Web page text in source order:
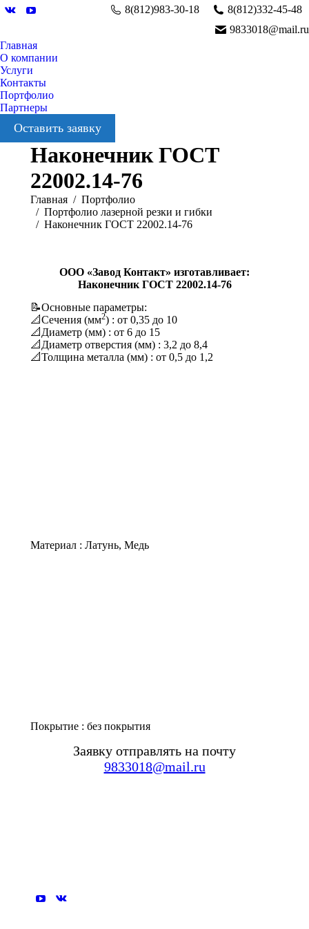
Вконтакте
YouTube
8(812)983-30-18
8(812)332-45-48
9833018@mail.ru
Главная
О компании
Услуги
Контакты
Портфолио
Партнеры
Оставить заявку
Наконечник ГОСТ
22002.14-76
Вы здесь:
Главная
Портфолио
Портфолио лазерной резки и гибки
Наконечник ГОСТ 22002.14-76
ООО «Завод Контакт» изготавливает:
Наконечник ГОСТ 22002.14-76
📝Основные параметры:
📐Сечения (мм2) : от 0,35 до 10
📐Диаметр (мм) : от 6 до 15
📐Диаметр отверстия (мм) : 3,2 до 8,4
📐Толщина металла (мм) : от 0,5 до 1,2
Материал : Латунь, Медь
Покрытие : без покрытия
Заявку отправлять на почту
9833018@mail.ru